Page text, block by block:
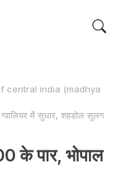
central india (madhya
में सुधार, शहडोल सुलग
के पार, भोपाल